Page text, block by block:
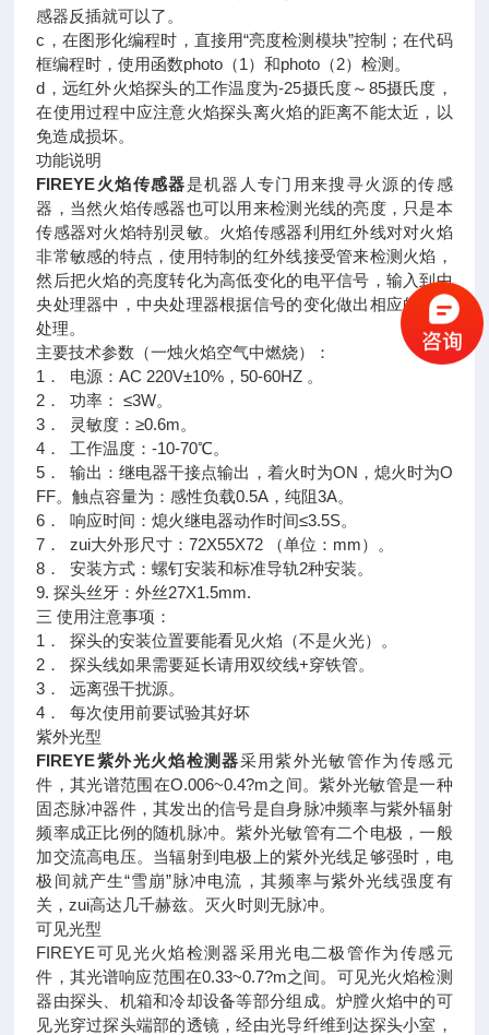
感器反插就可以了。
c，在图形化编程时，直接用“亮度检测模块”控制；在代码
框编程时，使用函数photo（1）和photo（2）检测。
d，远红外火焰探头的工作温度为-25摄氏度～85摄氏度，
在使用过程中应注意火焰探头离火焰的距离不能太近，以
免造成损坏。
功能说明
FIREYE火焰传感器是机器人专门用来搜寻火源的传感
器，当然火焰传感器也可以用来检测光线的亮度，只是本
传感器对火焰特别灵敏。火焰传感器利用红外线对对火焰
非常敏感的特点，使用特制的红外线接受管来检测火焰，
然后把火焰的亮度转化为高低变化的电平信号，输入到中
央处理器中，中央处理器根据信号的变化做出相应的程序
处理。
主要技术参数（一烛火焰空气中燃烧）：
1． 电源：AC 220V±10%，50-60HZ 。
2． 功率： ≤3W。
3． 灵敏度：≥0.6m。
4． 工作温度：-10-70℃。
5． 输出：继电器干接点输出，着火时为ON，熄火时为O
FF。触点容量为：感性负载0.5A，纯阻3A。
6． 响应时间：熄火继电器动作时间≤3.5S。
7． zui大外形尺寸：72X55X72 （单位：mm）。
8． 安装方式：螺钉安装和标准导轨2种安装。
9. 探头丝牙：外丝27X1.5mm.
三 使用注意事项：
1． 探头的安装位置要能看见火焰（不是火光）。
2． 探头线如果需要延长请用双绞线+穿铁管。
3． 远离强干扰源。
4． 每次使用前要试验其好坏
紫外光型
FIREYE紫外光火焰检测器采用紫外光敏管作为传感元
件，其光谱范围在O.006~0.4?m之间。紫外光敏管是一种
固态脉冲器件，其发出的信号是自身脉冲频率与紫外辐射
频率成正比例的随机脉冲。紫外光敏管有二个电极，一般
加交流高电压。当辐射到电极上的紫外光线足够强时，电
极间就产生“雪崩”脉冲电流，其频率与紫外光线强度有
关，zui高达几千赫兹。灭火时则无脉冲。
可见光型
FIREYE可见光火焰检测器采用光电二极管作为传感元
件，其光谱响应范围在0.33~0.7?m之间。可见光火焰检测
器由探头、机箱和冷却设备等部分组成。炉膛火焰中的可
见光穿过探头端部的透镜，经由光导纤维到达探头小室，